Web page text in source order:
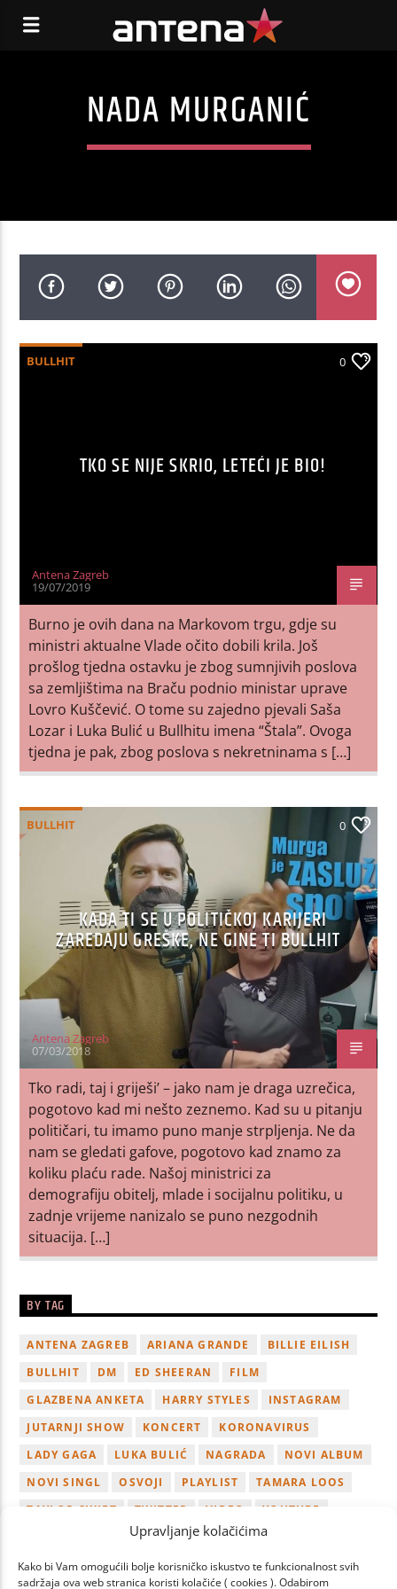
Upravljanje kolačićima
Kako bi Vam omogućili bolje korisničko iskustvo te funkcionalnost svih
sadržaja ova web stranica koristi kolačiće ( cookies ). Odabirom
NADA MURGANIĆ
BULLHIT 0
TKO SE NIJE SKRIO, LETEĆI JE BIO!
Antena Zagreb
19/07/2019
Burno je ovih dana na Markovom trgu, gdje su
ministri aktualne Vlade očito dobili krila. Još
prošlog tjedna ostavku je zbog sumnjivih poslova
sa zemljištima na Braču podnio ministar uprave
Lovro Kuščević. O tome su zajedno pjevali Saša
Lozar i Luka Bulić u Bullhitu imena “Štala”. Ovoga
tjedna je pak, zbog poslova s nekretninama s […]
BULLHIT 0
KADA TI SE U POLITIČKOJ KARIJERI
ZAREDAJU GREŠKE, NE GINE TI BULLHIT
Antena Zagreb
07/03/2018
Tko radi, taj i griješi’ – jako nam je draga uzrečica,
pogotovo kad mi nešto zeznemo. Kad su u pitanju
političari, tu imamo puno manje strpljenja. Ne da
nam se gledati gafove, pogotovo kad znamo za
koliku plaću rade. Našoj ministrici za
demografiju obitelj, mlade i socijalnu politiku, u
zadnje vrijeme nanizalo se puno nezgodnih
situacija. […]
BY TAG
ANTENA ZAGREB ARIANA GRANDE
BILLIE EILISH
BULLHIT
DM ED SHEERAN
FILM
GLAZBENA ANKETA
HARRY STYLES
INSTAGRAM
JUTARNJI SHOW
KONCERT
KORONAVIRUS
LADY GAGA
LUKA BULIĆ NAGRADA
NOVI ALBUM
NOVI SINGL
OSVOJI PLAYLIST
TAMARA LOOS
TAYLOR SWIFT
TWITTER VIDEO
YOUTUBE